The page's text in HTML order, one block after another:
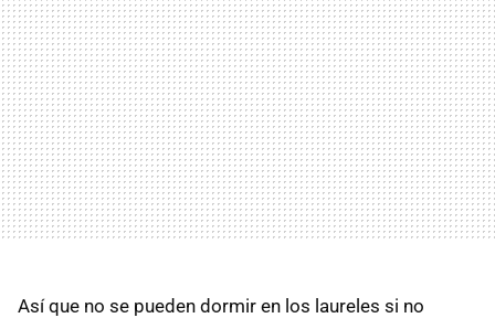
Así que no se pueden dormir en los laureles si no